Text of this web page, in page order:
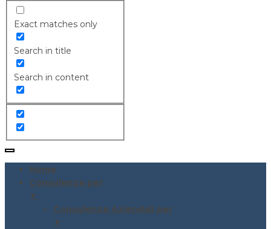
Exact matches only
Search in title
Search in content
Home
Consulenze per
▼
Consulenze Aziendali per
▼